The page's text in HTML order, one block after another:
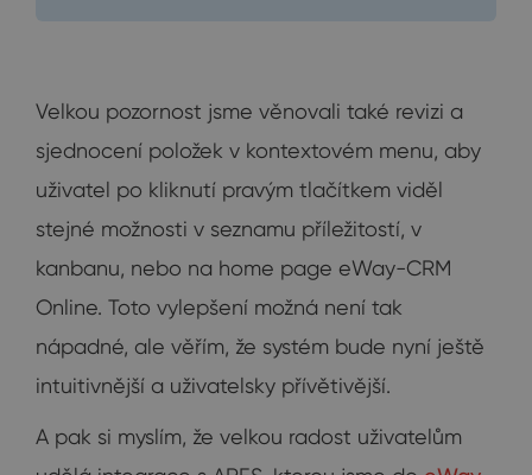
Velkou pozornost jsme věnovali také revizi a
sjednocení položek v kontextovém menu, aby
uživatel po kliknutí pravým tlačítkem viděl
stejné možnosti v seznamu příležitostí, v
kanbanu, nebo na home page eWay-CRM
Online. Toto vylepšení možná není tak
nápadné, ale věřím, že systém bude nyní ještě
intuitivnější a uživatelsky přívětivější.
A pak si myslím, že velkou radost uživatelům